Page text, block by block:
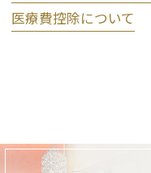
医療費控除について